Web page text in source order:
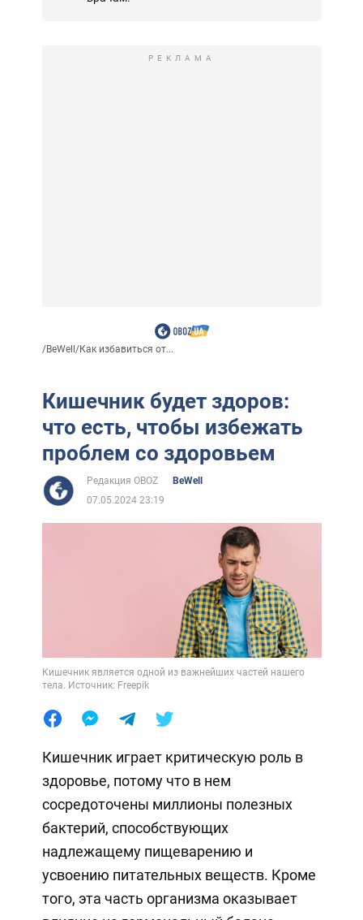
РЕКЛАМА
/BeWell/Как избавиться от...
Кишечник будет здоров:
что есть, чтобы избежать
проблем со здоровьем
Редакция OBOZ
BeWell
07.05.2024 23:19
Кишечник является одной из важнейших частей нашего
тела. Источник: Freepik
Кишечник играет критическую роль в
здоровье, потому что в нем
сосредоточены миллионы полезных
бактерий, способствующих
надлежащему пищеварению и
усвоению питательных веществ. Кроме
того, эта часть организма оказывает